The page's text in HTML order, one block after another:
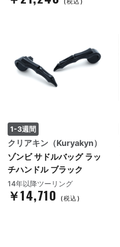
1-3週間
クリアキン（Kuryakyn）
ゾンビ サドルバッグ ラッ
チハンドル ブラック
14年以降ツーリング
￥14,710 (税込)